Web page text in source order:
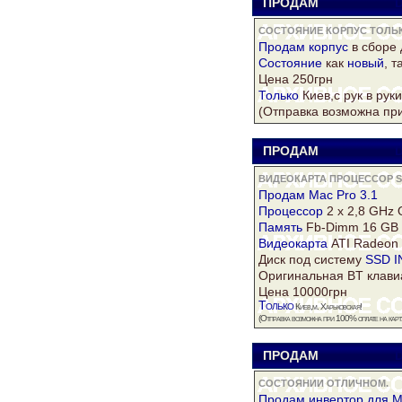
СОСТОЯНИЕ КОРПУС
Продам корпус в сборе
Состояние как новый ,
Цена 250грн
Только Киев,с рук в
(Отправка возможна
ПРОДАМ
ВИДЕОКАРТА ПРОЦЕССОР
Продам Mac Pro 3.1
Процессор 2 x 2,8 GHz
Память Fb-Dimm 16 GB
Видеокарта ATIRadeon
Диск под систему SSD
Оригинальная BT
Цена 10000грн
ТолькоКиев,м. Харьковская!
(Отправка возможна при 100% оплате на
ПРОДАМ
СОСТОЯНИИ ОТЛИЧНОМ.